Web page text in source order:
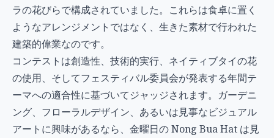
ラの花びらで構成されていました。これらは食卓に置く
ようなアレンジメントではなく、生きた素材で行われた
建築的偉業なのです。
コンテストは創造性、技術的実行、ネイティブタイの花
の使用、そしてフェスティバル委員会が発表する年間テ
ーマへの適合性に基づいてジャッジされます。ガーデニ
ング、フローラルデザイン、あるいは見事なビジュアル
アートに興味があるなら、金曜日の Nong Bua Hat は見